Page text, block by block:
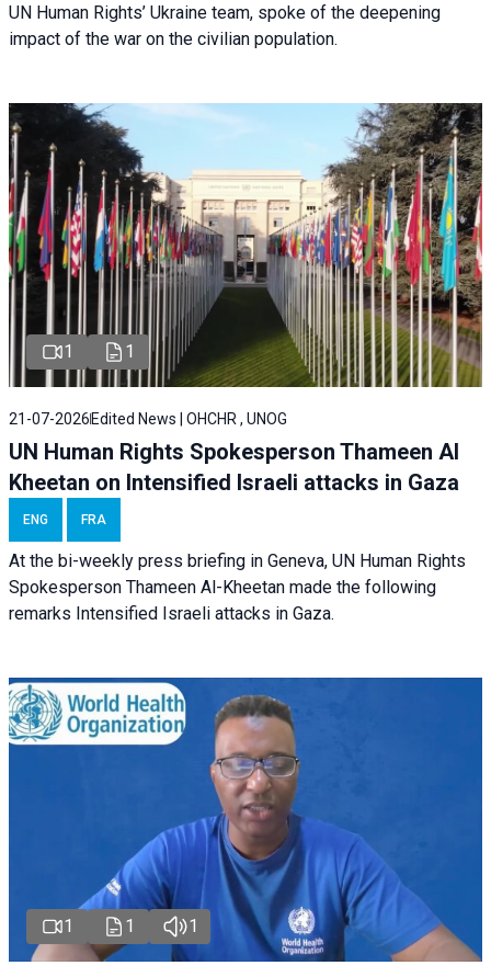
UN Human Rights’ Ukraine team, spoke of the deepening
impact of the war on the civilian population.
1 1
21-07-2026 Edited News | OHCHR , UNOG
UN Human Rights Spokesperson Thameen Al
Kheetan on Intensified Israeli attacks in Gaza
ENG FRA
At the bi-weekly press briefing in Geneva, UN Human Rights
Spokesperson Thameen Al-Kheetan made the following
remarks Intensified Israeli attacks in Gaza.
1 1 1